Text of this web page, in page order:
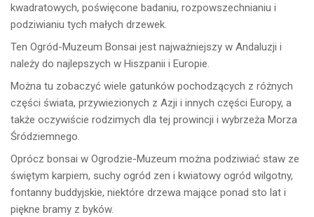
kwadratowych, poświęcone badaniu, rozpowszechnianiu i
podziwianiu tych małych drzewek.
Ten Ogród-Muzeum Bonsai jest najważniejszy w Andaluzji i
należy do najlepszych w Hiszpanii i Europie.
Można tu zobaczyć wiele gatunków pochodzących z różnych
części świata, przywiezionych z Azji i innych części Europy, a
także oczywiście rodzimych dla tej prowincji i wybrzeża Morza
Śródziemnego.
Oprócz bonsai w Ogrodzie-Muzeum można podziwiać staw ze
świętym karpiem, suchy ogród zen i kwiatowy ogród wilgotny,
fontanny buddyjskie, niektóre drzewa mające ponad sto lat i
piękne bramy z byków.